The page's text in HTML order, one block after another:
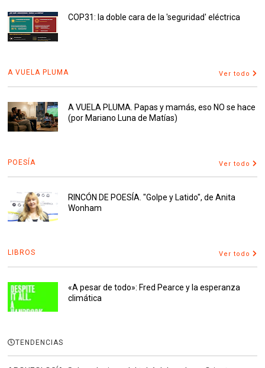
COP31: la doble cara de la 'seguridad' eléctrica
A VUELA PLUMA Ver todo
A VUELA PLUMA. Papas y mamás, eso NO se hace
(por Mariano Luna de Matías)
POESÍA Ver todo
RINCÓN DE POESÍA. "Golpe y Latido", de Anita
Wonham
LIBROS Ver todo
«A pesar de todo»: Fred Pearce y la esperanza
climática
TENDENCIAS